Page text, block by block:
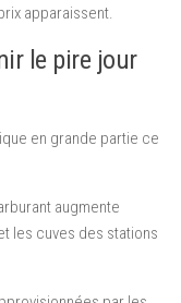
apparaissent.
le pire jour
en grande partie ce
augmente
les cuves des stations